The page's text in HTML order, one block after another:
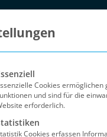
eine Liste der
Cookies ermöglichen
und sind für die
erforderlich.
Cookies erfassen